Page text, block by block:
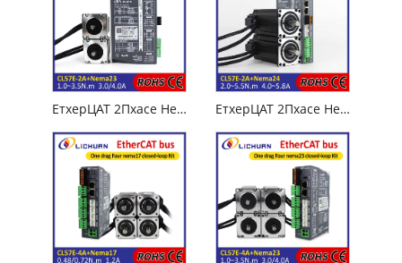
ЕтхерЦАТ 2Пхасе Нема23 2-Акис ДЦ Цлосед Лооп Степер Мотор Дриверс Кит ЕтхерЦАТ 2Пхасе Нема24 2-осне ДЦ затворене петље комплет драјвера корачног мотора